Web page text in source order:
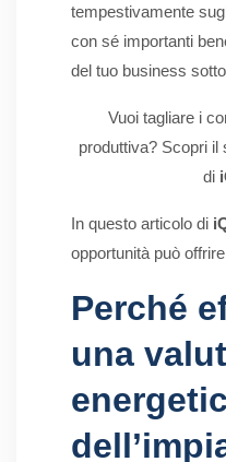
tempestivamente
con sé importanti
del tuo business
Vuoi tagliare i
produttiva? Scopri il
di
In questo articolo di
opportunità può
Perché
una